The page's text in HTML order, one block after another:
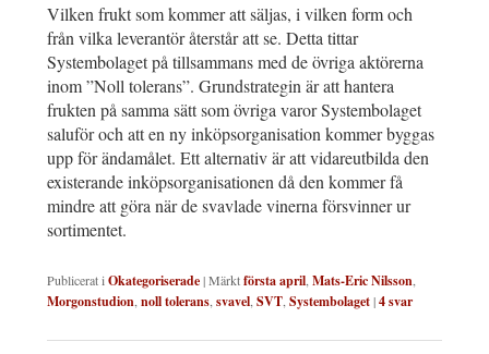
Vilken frukt som kommer att säljas, i vilken form och
från vilka leverantör återstår att se. Detta tittar
Systembolaget på tillsammans med de övriga aktörerna
inom ”Noll tolerans”. Grundstrategin är att hantera
frukten på samma sätt som övriga varor Systembolaget
saluför och att en ny inköpsorganisation kommer byggas
upp för ändamålet. Ett alternativ är att vidareutbilda den
existerande inköpsorganisationen då den kommer få
mindre att göra när de svavlade vinerna försvinner ur
sortimentet.
Publicerat i Okategoriserade|Märktförsta april Mats-Eric Nilsson
Morgonstudion noll tolerans svavel SVT Systembolaget|4svar